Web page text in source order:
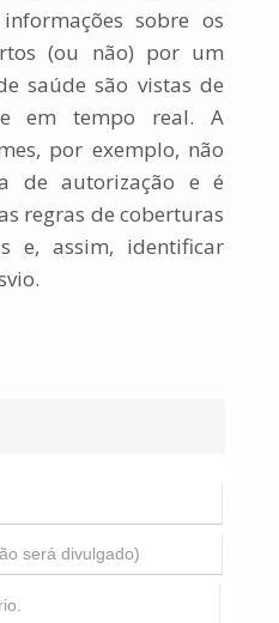
sobre os
(ou não) por um
saúde são vistas de
em tempo real. A
por exemplo, não
de autorização e é
regras de coberturas
e, assim, identificar